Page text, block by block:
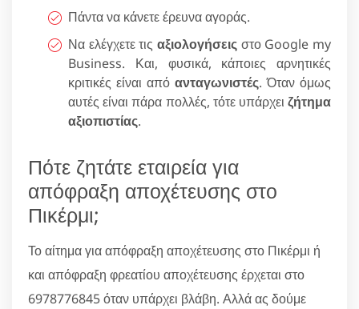
Πάντα να κάνετε έρευνα αγοράς.
Να ελέγχετε τις αξιολογήσεις στο Google my
Business. Και, φυσικά, κάποιες αρνητικές
κριτικές είναι από ανταγωνιστές. Όταν όμως
αυτές είναι πάρα πολλές, τότε υπάρχει ζήτημα
αξιοπιστίας.
Πότε ζητάτε εταιρεία για
απόφραξη αποχέτευσης στο
Πικέρμι;
Το αίτημα για απόφραξη αποχέτευσης στο Πικέρμι ή
και απόφραξη φρεατίου αποχέτευσης έρχεται στο
6978776845 όταν υπάρχει βλάβη. Αλλά ας δούμε